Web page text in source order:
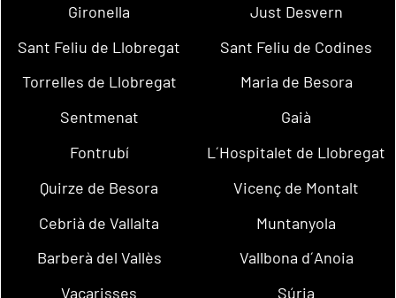
Gironella
Just Desvern
Sant Feliu de Llobregat
Sant Feliu de Codines
Torrelles de Llobregat
Maria de Besora
Sentmenat
Gaià
Fontrubí
L´Hospitalet de Llobregat
Quirze de Besora
Vicenç de Montalt
Cebrià de Vallalta
Muntanyola
Barberà del Vallès
Vallbona d´Anoia
Vacarisses
Súria